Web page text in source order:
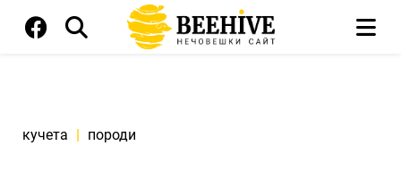
кучета | породи